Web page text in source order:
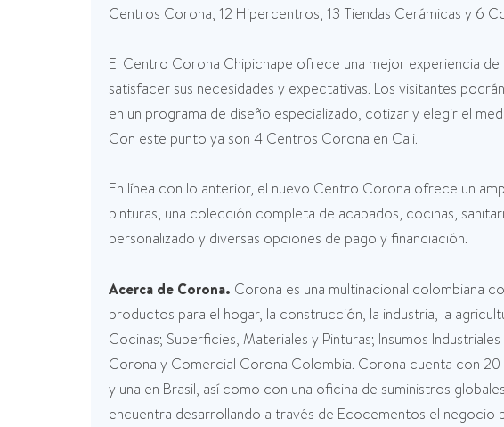
Centros Corona, 12 Hipercentros, 13 Tiendas Cerámicas y 6
El Centro Corona Chipichape ofrece una mejor experiencia
satisfacer sus necesidades y expectativas. Los visitantes
en un programa de diseño especializado, cotizar y elegir el
Con este punto ya son 4 Centros Corona en Cali.
En línea con lo anterior, el nuevo Centro Corona ofrece un
pinturas, una colección completa de acabados, cocinas,
personalizado y diversas opciones de pago y financiación.
Acerca de Corona. Corona es una multinacional colombiana
productos para el hogar, la construcción, la industria, la
Cocinas; Superficies, Materiales y Pinturas; Insumos
Corona y Comercial Corona Colombia. Corona cuenta con
y una en Brasil, así como con una oficina de suministros
encuentra desarrollando a través de Ecocementos el